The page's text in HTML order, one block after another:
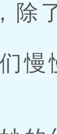
除
慢